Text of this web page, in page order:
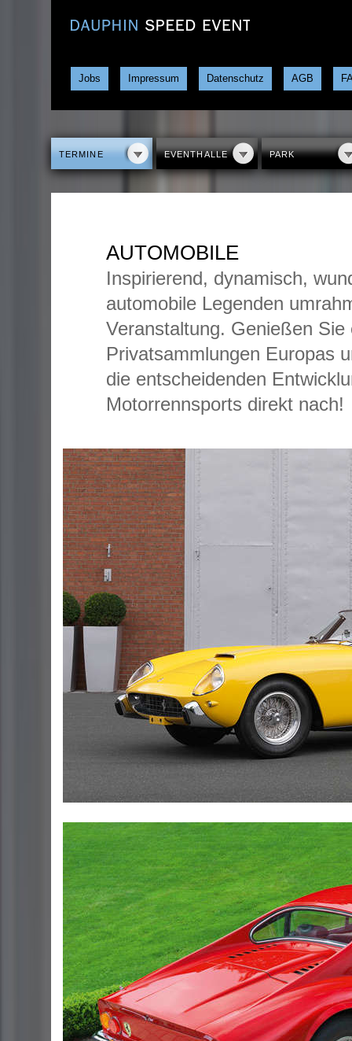
Jobs Impressum Datenschutz AGB
TERMINE EVENTHALLE PARK
AUTOMOBILE
Inspirierend, dynamisch,
automobile Legenden
Veranstaltung. Genießen
Privatsammlungen Europas
die entscheidenden
Motorrennsports direkt nach!